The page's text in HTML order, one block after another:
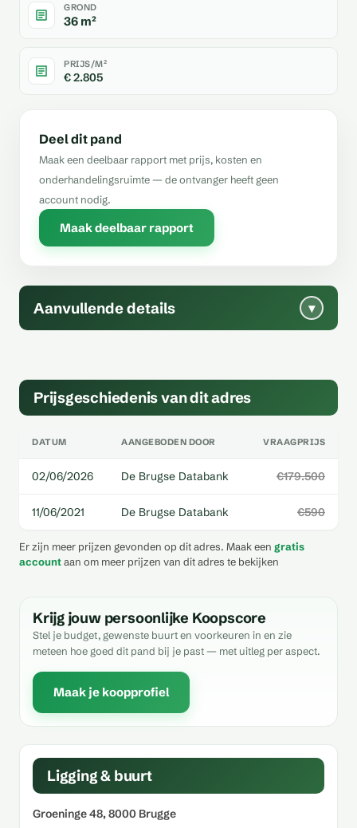
GROND
36 m²
PRIJS/M²
€ 2.805
Deel dit pand
Maak een deelbaar rapport met prijs, kosten en
onderhandelingsruimte — de ontvanger heeft geen
account nodig.
Maak deelbaar rapport
Aanvullende details ▾
Prijsgeschiedenis van dit adres
DATUM AANGEBODEN DOOR VRAAGPRIJS
02/06/2026 De Brugse Databank €179.500
11/06/2021 De Brugse Databank €590
Er zijn meer prijzen gevonden op dit adres. Maak een gratis
accountaan om meer prijzen van dit adres te bekijken
Krijg jouw persoonlijke Koopscore
Stel je budget, gewenste buurt en voorkeuren in en zie
meteen hoe goed dit pand bij je past — met uitleg per aspect.
Maak je koopprofiel
Ligging & buurt
Groeninge 48, 8000 Brugge